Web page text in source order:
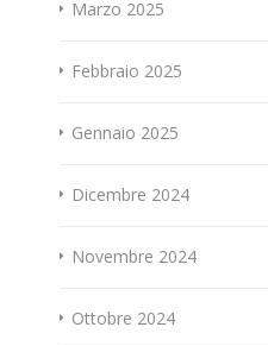
Marzo 2025
Febbraio 2025
Gennaio 2025
Dicembre 2024
Novembre 2024
Ottobre 2024